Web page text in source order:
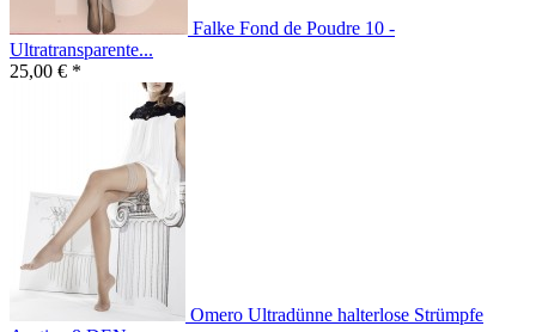
Falke Fond de Poudre 10 -
Ultratransparente...
25,00 € *
Omero Ultradünne halterlose Strümpfe